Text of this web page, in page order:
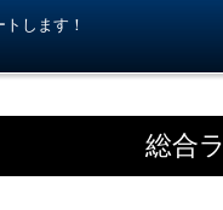
します！
総合